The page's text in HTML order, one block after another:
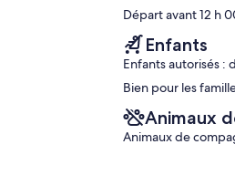
Départ avant 12 h
Enfants
Enfants autorisés :
Bien pour les
Animaux
Animaux de